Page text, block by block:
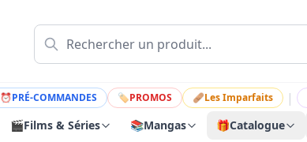
⏰PRÉ-COMMANDES 🏷PROMOS 🩹Les Imparfaits |
🎬Films & Séries 📚Mangas 🎁Catalogue